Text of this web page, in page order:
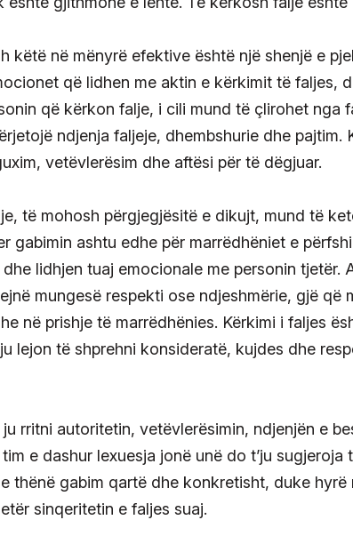
këtë në mënyrë efektive është një shenjë e
që lidhen me aktin e kërkimit të faljes,
që kërkon falje, i cili mund të çlirohet nga
ndjenja faljeje, dhembshurie dhe pajtim.
vetëvlerësim dhe aftësi për të dëgjuar.
të mohosh përgjegjësitë e dikujt, mund të
gabimin ashtu edhe për marrëdhëniet e
lidhjen tuaj emocionale me personin tjetër.
mungesë respekti ose ndjeshmërie, gjë që
në prishje të marrëdhënies. Kërkimi i faljes
lejon të shprehni konsideratë, kujdes dhe
rritni autoritetin, vetëvlerësimin, ndjenjën e
e dashur lexuesja jonë unë do t’ju
thënë gabim qartë dhe konkretisht, duke hyrë
sinqeritetin e faljes suaj.